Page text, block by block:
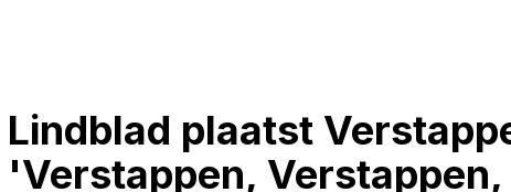
Lindblad plaatst
'Verstappen,